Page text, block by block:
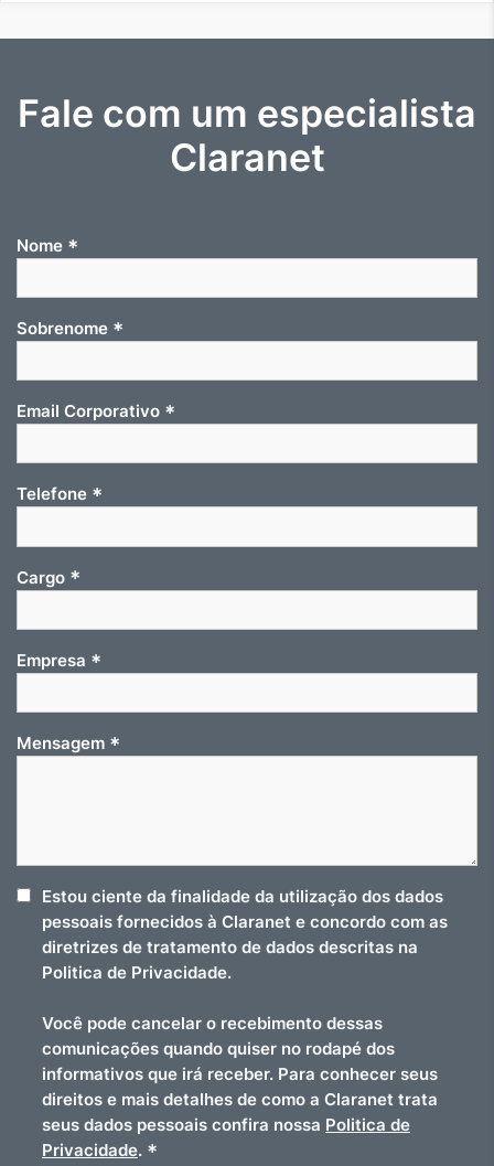
Fale com um especialista
Claranet
Nome *
Sobrenome *
Email Corporativo *
Telefone *
Cargo *
Empresa *
Mensagem *
Estou ciente da finalidade da utilização dos dados
pessoais fornecidos à Claranet e concordo com as
diretrizes de tratamento de dados descritas na
Politica de Privacidade.
Você pode cancelar o recebimento dessas
comunicações quando quiser no rodapé dos
informativos que irá receber. Para conhecer seus
direitos e mais detalhes de como a Claranet trata
seus dados pessoais confira nossa Politica de
Privacidade. *